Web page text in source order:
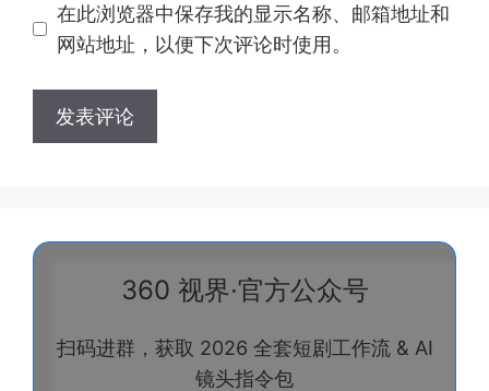
址
址
在此浏览器中保存我的显示名称、邮箱地址和
网站地址，以便下次评论时使用。
360 视界·官方公众号
扫码进群，获取 2026 全套短剧工作流 & AI
镜头指令包